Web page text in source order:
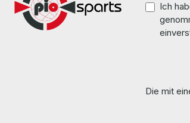
Ich
Die mit